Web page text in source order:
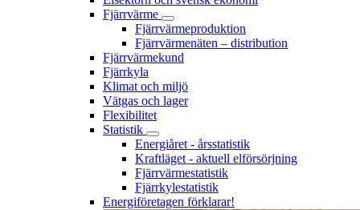
Fjärrvärme
Fjärrvärmeproduktion
Fjärrvärmenäten – distribution
Fjärrvärmekund
Fjärrkyla
Klimat och miljö
Vätgas och lager
Flexibilitet
Statistik
Energiåret - årsstatistik
Kraftläget - aktuell elförsörjning
Fjärrvärmestatistik
Fjärrkylestatistik
Energiföretagen förklarar!